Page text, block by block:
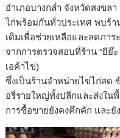
อำเภอบางกล่ำ จังหวัดสงขล
ไก่พร้อมกันทั่วประเทศ พบร้
เดิมเพื่อช่วยเหลือและลดภา
จากการตรวจสอบที่ร้าน “ยีย๊
เอค้าไข่)
ซึ่งเป็นร้านจำหน่ายไข่ไก่สด
อรี่รายใหญ่ทั้งปลีกและส่งใน
การซื้อขายยังคงคึกคัก และ